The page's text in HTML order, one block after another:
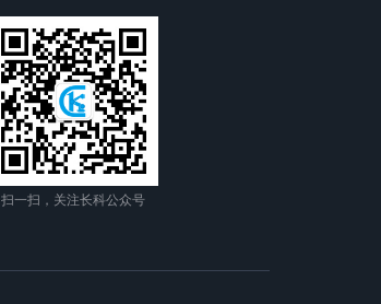
扫一扫，关注长科公众号